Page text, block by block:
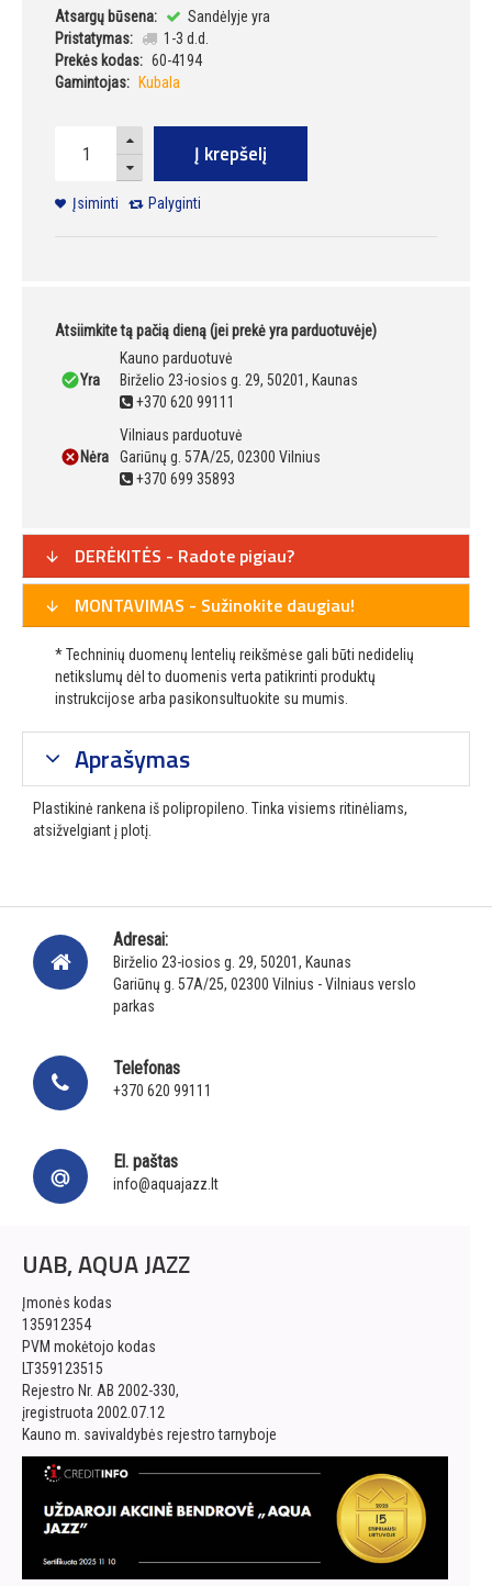
Atsargų būsena:
Sandėlyje yra
Pristatymas:
1-3 d.d.
Prekės kodas: 60-4194
Gamintojas:
Kubala
Į krepšelį
Įsiminti Palyginti
Atsiimkite tą pačią dieną (jei prekė yra parduotuvėje)
Yra
Kauno parduotuvė
Birželio 23-iosios g. 29, 50201, Kaunas
+370 620 99111
Nėra
Vilniaus parduotuvė
Gariūnų g. 57A/25, 02300 Vilnius
+370 699 35893
DERĖKITĖS - Radote pigiau?
MONTAVIMAS - Sužinokite daugiau!
* Techninių duomenų lentelių reikšmėse gali būti nedidelių
netikslumų dėl to duomenis verta patikrinti produktų
instrukcijose arba pasikonsultuokite su mumis.
Aprašymas
Plastikinė rankena iš polipropileno. Tinka visiems ritinėliams,
atsižvelgiant į plotį.
Adresai:
Birželio 23-iosios g. 29, 50201, Kaunas
Gariūnų g. 57A/25, 02300 Vilnius - Vilniaus verslo
parkas
Telefonas
+370 620 99111
El. paštas
info@aquajazz.lt
UAB, AQUA JAZZ
Įmonės kodas
135912354
PVM mokėtojo kodas
LT359123515
Rejestro Nr. AB 2002-330,
įregistruota 2002.07.12
Kauno m. savivaldybės rejestro tarnyboje